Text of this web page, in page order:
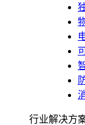
行业解决方